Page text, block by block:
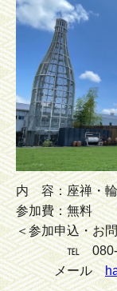
内 容：座禅・
参加費：無料
＜参加申込・お
℡ 080-6453-
メール